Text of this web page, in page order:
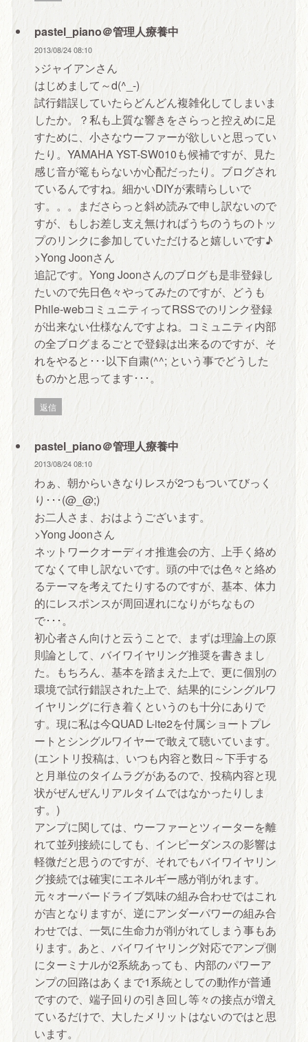
pastel_piano＠管理人療養中
2013/08/24 08:10
>ジャイアンさん
はじめまして～d(^_-)
試行錯誤していたらどんどん複雑化してしまいま
したか。？私も上質な響きをさらっと控えめに足
すために、小さなウーファーが欲しいと思ってい
たり。YAMAHA YST-SW010も候補ですが、見た
感じ音が篭もらないか心配だったり。ブログされ
ているんですね。細かいDIYが素晴らしいで
す。。。まださらっと斜め読みで申し訳ないので
すが、もしお差し支え無ければうちのうちのトッ
プのリンクに参加していただけると嬉しいです♪
>Yong Joonさん
追記です。Yong Joonさんのブログも是非登録し
たいので先日色々やってみたのですが、どうも
Phile-webコミュニティってRSSでのリンク登録
が出来ない仕様なんですよね。コミュニティ内部
の全ブログまるごとで登録は出来るのですが、そ
れをやると･･･以下自粛(^^; という事でどうした
ものかと思ってます･･･。
返信
pastel_piano＠管理人療養中
2013/08/24 08:10
わぁ、朝からいきなりレスが2つもついてびっく
り･･･(@_@;)
お二人さま、おはようございます。
>Yong Joonさん
ネットワークオーディオ推進会の方、上手く絡め
てなくて申し訳ないです。頭の中では色々と絡め
るテーマを考えてたりするのですが、基本、体力
的にレスポンスが周回遅れになりがちなもの
で･･･。
初心者さん向けと云うことで、まずは理論上の原
則論として、バイワイヤリング推奨を書きまし
た。もちろん、基本を踏まえた上で、更に個別の
環境で試行錯誤された上で、結果的にシングルワ
イヤリングに行き着くというのも十分にありで
す。現に私は今QUAD L-ite2を付属ショートプレ
ートとシングルワイヤーで敢えて聴いています。
(エントリ投稿は、いつも内容と数日～下手する
と月単位のタイムラグがあるので、投稿内容と現
状がぜんぜんリアルタイムではなかったりしま
す。)
アンプに関しては、ウーファーとツィーターを離
れて並列接続にしても、インピーダンスの影響は
軽微だと思うのですが、それでもバイワイヤリン
グ接続では確実にエネルギー感が削がれます。
元々オーバードライブ気味の組み合わせではこれ
が吉となりますが、逆にアンダーパワーの組み合
わせでは、一気に生命力が削がれてしまう事もあ
ります。あと、バイワイヤリング対応でアンプ側
にターミナルが2系統あっても、内部のパワーア
ンプの回路はあくまで1系統としての動作が普通
ですので、端子回りの引き回し等々の接点が増え
ているだけで、大したメリットはないのではと思
います。